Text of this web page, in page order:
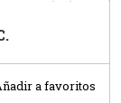
a favoritos